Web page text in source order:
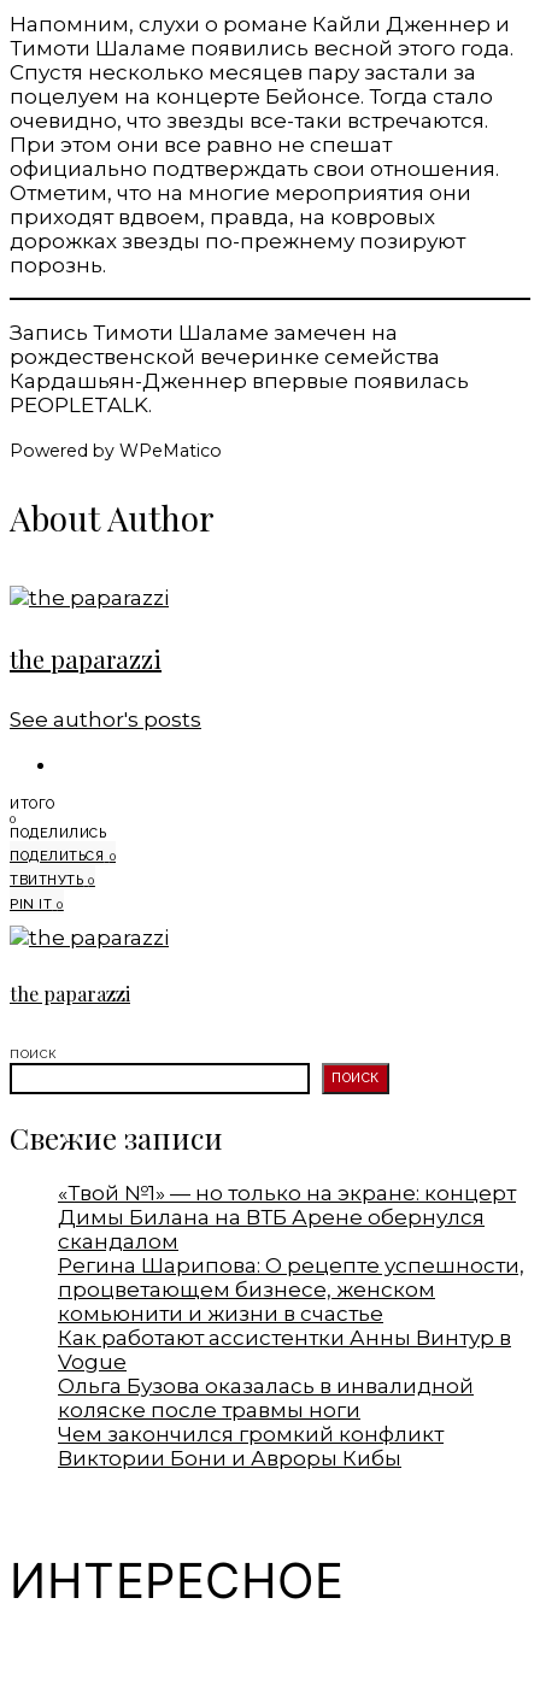
Напомним, слухи о романе Кайли Дженнер и
Тимоти Шаламе появились весной этого года.
Спустя несколько месяцев пару застали за
поцелуем на концерте Бейонсе. Тогда стало
очевидно, что звезды все-таки встречаются.
При этом они все равно не спешат
официально подтверждать свои отношения.
Отметим, что на многие мероприятия они
приходят вдвоем, правда, на ковровых
дорожках звезды по-прежнему позируют
порознь.
Запись Тимоти Шаламе замечен на
рождественской вечеринке семейства
Кардашьян-Дженнер впервые появилась
PEOPLETALK.
Powered by WPeMatico
About Author
the paparazzi
See author's posts
ИТОГО
0
ПОДЕЛИЛИСЬ
ПОДЕЛИТЬСЯ 0
ТВИТНУТЬ 0
PIN IT 0
the paparazzi
ПОИСК
ПОИСК
Свежие записи
«Твой №1» — но только на экране: концерт
Димы Билана на ВТБ Арене обернулся
скандалом
Регина Шарипова: О рецепте успешности,
процветающем бизнесе, женском
комьюнити и жизни в счастье
Как работают ассистентки Анны Винтур в
Vogue
Ольга Бузова оказалась в инвалидной
коляске после травмы ноги
Чем закончился громкий конфликт
Виктории Бони и Авроры Кибы
ИНТЕРЕСНОЕ